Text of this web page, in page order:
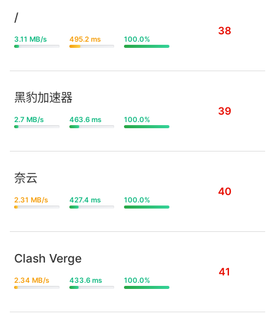
/
3.11 MB/s 495.2 ms 100.0%
38
黑豹加速器
2.7 MB/s 463.6 ms 100.0%
39
奈云
2.31 MB/s 427.4 ms 100.0%
40
Clash Verge
2.34 MB/s 433.6 ms 100.0%
41